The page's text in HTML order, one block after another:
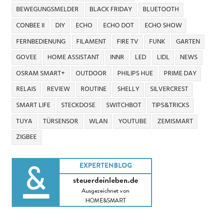
BEWEGUNGSMELDER
BLACK FRIDAY
BLUETOOTH
CONBEE II
DIY ECHO ECHO DOT
ECHO SHOW
FERNBEDIENUNG
FILAMENT FIRE TV FUNK
GARTEN
GOVEE
HOME ASSISTANT INNR LED LIDL
NEWS
OSRAM SMART+
OUTDOOR PHILIPS HUE
PRIME DAY
RELAIS
REVIEW ROUTINE SHELLY
SILVERCREST
SMART LIFE
STECKDOSE SWITCHBOT
TIPS&TRICKS
TUYA
TÜRSENSOR WLAN YOUTUBE
ZEMISMART
ZIGBEE